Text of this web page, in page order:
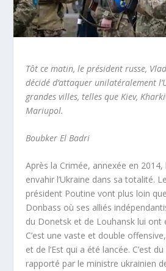
Tôt ce matin, le président russe,
décidé d’attaquer unilatéralement
grandes villes, telles que Kiev,
Mariupol.
Boubker El Badri
Après la Crimée, annexée en 2014,
envahir l’Ukraine dans sa totalité.
président Poutine vont plus loin
Donbass où ses alliés
du Donetsk et de Louhansk lui ont
C’est une vaste et double
et de l’Est qui a été lancée. C’est
rapporté par le ministre ukrainien